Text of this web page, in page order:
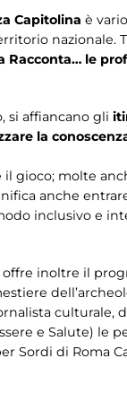
Capitolina è
nazionale.
Racconta… le
si affiancano gli
la
il gioco; molte
anche
inclusivo e
offre inoltre il
culturale,
e Salute) le
Sordi di Roma